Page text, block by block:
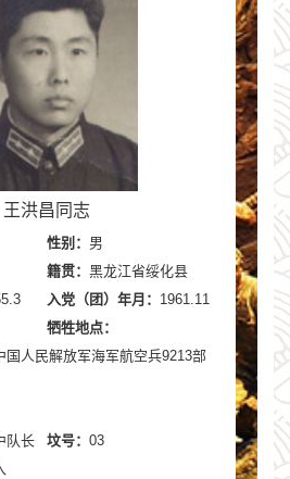
王洪昌同志
性别： 男
籍贯： 黑龙江省绥化县
入党（团）年月： 1961.11
牺牲地点：
国人民解放军海军航空兵9213部
队长 坟号： 03